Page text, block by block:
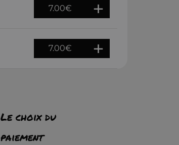
7.00€
7.00€
Le choix du
paiement